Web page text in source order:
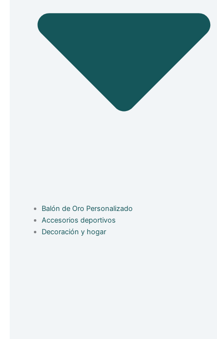
Balón de Oro Personalizado
Accesorios deportivos
Decoración y hogar